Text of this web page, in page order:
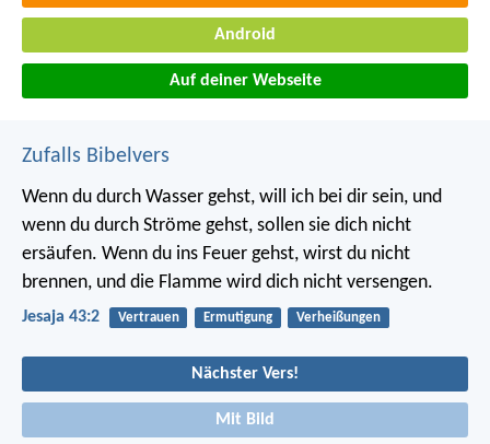
Android
Auf deiner Webseite
Zufalls Bibelvers
Wenn du durch Wasser gehst, will ich bei dir sein, und
wenn du durch Ströme gehst, sollen sie dich nicht
ersäufen. Wenn du ins Feuer gehst, wirst du nicht
brennen, und die Flamme wird dich nicht versengen.
Jesaja 43:2 Vertrauen Ermutigung Verheißungen
Nächster Vers!
Mit Bild